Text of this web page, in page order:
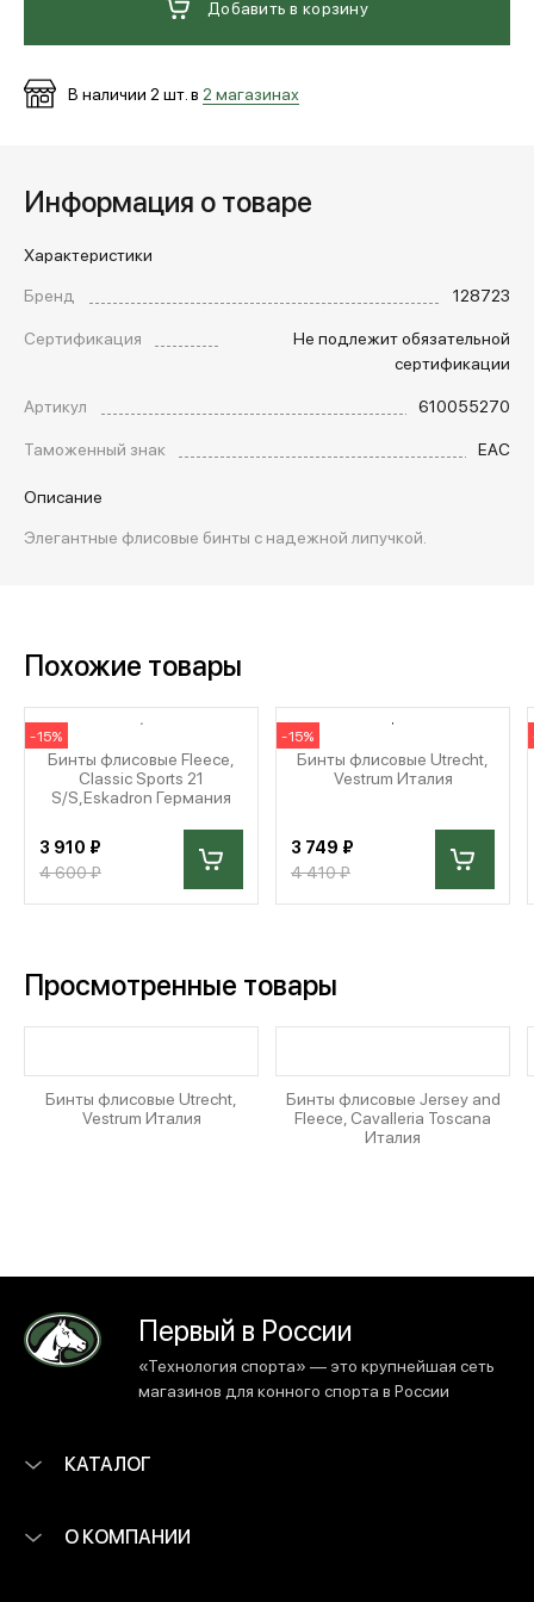
Добавить в корзину
В наличии 2 шт. в 2 магазинах
Информация о товаре
Характеристики
Бренд
128723
Сертификация
Не подлежит обязательной
сертификации
Артикул
610055270
Таможенный знак
EAC
Описание
Элегантные флисовые бинты с надежной липучкой.
Похожие товары
-15%
Бинты флисовые Fleece,
Classic Sports 21
S/S,Eskadron Германия
3 910 ₽
4 600 ₽
-15%
Бинты флисовые Utrecht,
Vestrum Италия
3 749 ₽
4 410 ₽
Просмотренные товары
Бинты флисовые Utrecht,
Vestrum Италия
Бинты флисовые Jersey and
Fleece, Cavalleria Toscana
Италия
Первый в России
«Технология спорта» — это крупнейшая сеть
магазинов для конного спорта в России
КАТАЛОГ
О КОМПАНИИ